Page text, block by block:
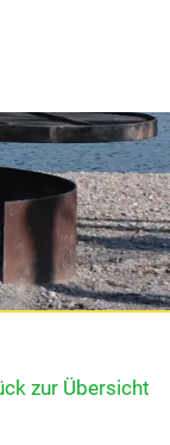
zur Übersicht